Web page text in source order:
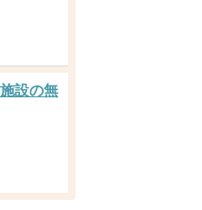
設の無